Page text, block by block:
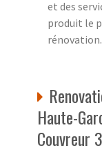
et des
produit le
rénovation.
Haute-
Couvreur